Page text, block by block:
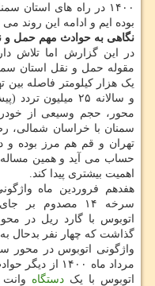
۱۴۰۰ در راه های
بوده ایم و ادامه این روند می
نگاهی به حوادث مهم حمل و
در این گزارش اما تلاش
یک هزار کیلومتر فاصله
و سالانه ۲۵
محور، حجم وسیعی از
سمنان با خراسان شمالی،
تهران و قم هم مرز بوده و
حساب می آید و همین
اهمیت بیشتری پیدا کند.
هفدهم فروردین ماه
سرخه ۱۴ مصدوم
گذاشت که چهار نفر بدحال به
مرداد ماه
اتوبوس با یک دستگاه